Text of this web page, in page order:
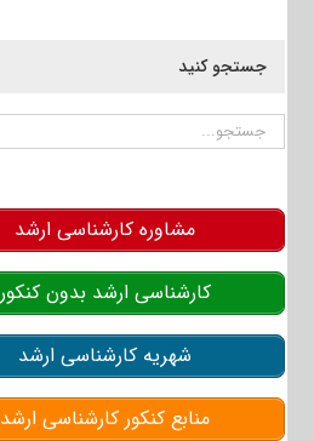
جستجو کنید
جستجو
مشاوره کارشناسی ارشد
کارشناسی ارشد بدون کنکور
شهریه کارشناسی ارشد
منابع کنکور کارشناسی ارشد